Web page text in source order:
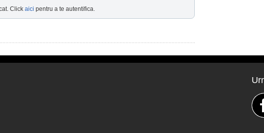
Click aici pentru a te autentifica.